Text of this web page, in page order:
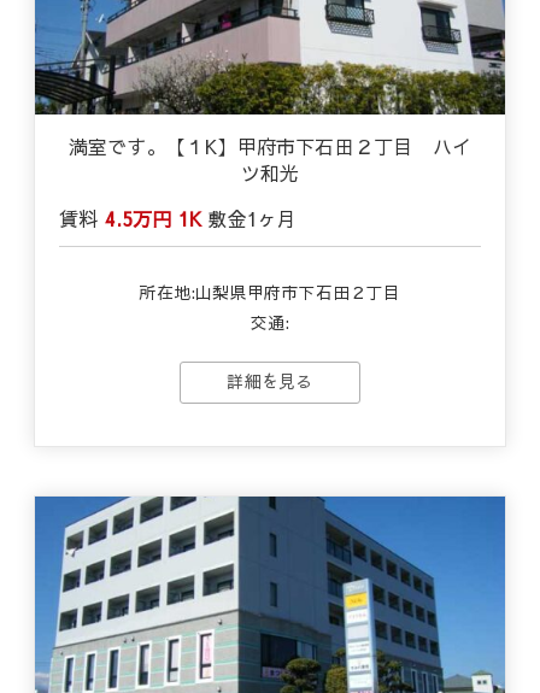
満室です。【１K】甲府市下石田２丁目 ハイ
ツ和光
賃料 4.5万円 1K 敷金1ヶ月
所在地:山梨県甲府市下石田２丁目
交通:
詳細を見る